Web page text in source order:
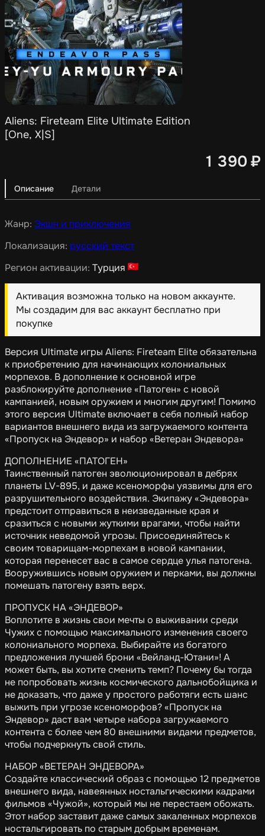
Aliens: Fireteam Elite Ultimate Edition
[One, X|S]
1 390 ₽
Описание Детали
Жанр: Экшн и приключения
Локализация: русский текст
Регион активации: Турция
Активация возможна только на новом аккаунте.
Мы создадим для вас аккаунт бесплатно при
покупке
Версия Ultimate игры Aliens: Fireteam Elite обязательна
к приобретению для начинающих колониальных
морпехов. В дополнение к основной игре
разблокируйте дополнение «Патоген» с новой
кампанией, новым оружием и многим другим! Помимо
этого версия Ultimate включает в себя полный набор
вариантов внешнего вида из загружаемого контента
«Пропуск на Эндевор» и набор «Ветеран Эндевора»
ДОПОЛНЕНИЕ «ПАТОГЕН»
Таинственный патоген эволюционировал в дебрях
планеты LV-895, и даже ксеноморфы уязвимы для его
разрушительного воздействия. Экипажу «Эндевора»
предстоит отправиться в неизведанные края и
сразиться с новыми жуткими врагами, чтобы найти
источник неведомой угрозы. Присоединяйтесь к
своим товарищам-морпехам в новой кампании,
которая перенесет вас в самое сердце улья патогена.
Вооружившись новым оружием и перками, вы должны
помешать патогену взять верх.
ПРОПУСК НА «ЭНДЕВОР»
Воплотите в жизнь свои мечты о выживании среди
Чужих с помощью максимального изменения своего
колониального морпеха. Выбирайте из богатого
предложения лучшей брони «Вейланд-Ютани»! А
может быть, вы хотите сменить темп? Почему бы тогда
не попробовать жизнь космического дальнобойщика и
не доказать, что даже у простого работяги есть шанс
выжить при угрозе ксеноморфов? «Пропуск на
Эндевор» даст вам четыре набора загружаемого
контента с более чем 80 внешними видами предметов,
чтобы подчеркнуть свой стиль.
НАБОР «ВЕТЕРАН ЭНДЕВОРА»
Создайте классический образ с помощью 12 предметов
внешнего вида, навеянных ностальгическими кадрами
фильмов «Чужой», который мы не перестаем обожать.
Этот набор заставит даже самых закаленных морпехов
ностальгировать по старым добрым временам.